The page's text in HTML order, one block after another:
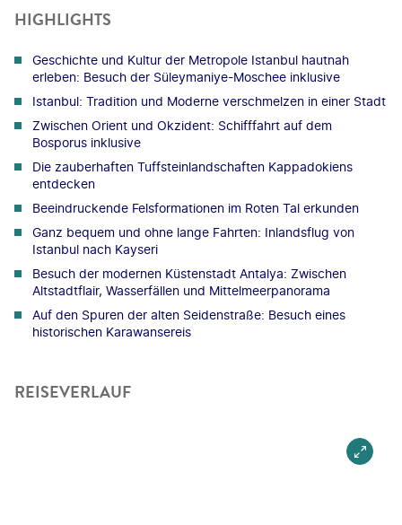
HIGHLIGHTS
Geschichte und Kultur der Metropole Istanbul hautnah
erleben: Besuch der Süleymaniye-Moschee inklusive
Istanbul: Tradition und Moderne verschmelzen in einer Stadt
Zwischen Orient und Okzident: Schifffahrt auf dem
Bosporus inklusive
Die zauberhaften Tuffsteinlandschaften Kappadokiens
entdecken
Beeindruckende Felsformationen im Roten Tal erkunden
Ganz bequem und ohne lange Fahrten: Inlandsflug von
Istanbul nach Kayseri
Besuch der modernen Küstenstadt Antalya: Zwischen
Altstadtflair, Wasserfällen und Mittelmeerpanorama
Auf den Spuren der alten Seidenstraße: Besuch eines
historischen Karawansereis
REISEVERLAUF